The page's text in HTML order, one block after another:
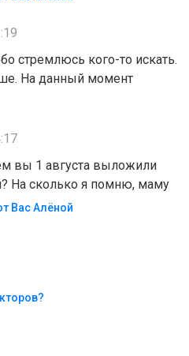
стремлюсь кого-то искать.
На данный момент
вы 1 августа выложили
На сколько я помню, маму
Вас Алëной